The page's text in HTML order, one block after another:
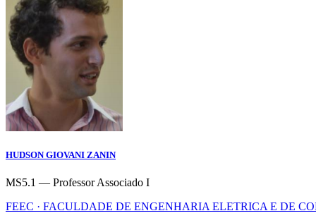
HUDSON GIOVANI ZANIN
MS5.1 — Professor Associado I
FEEC · FACULDADE DE ENGENHARIA ELETRICA E DE